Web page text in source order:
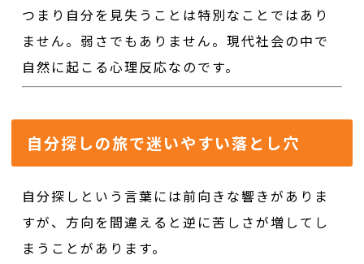
つまり自分を見失うことは特別なことではあり
ません。弱さでもありません。現代社会の中で
自然に起こる心理反応なのです。
自分探しの旅で迷いやすい落とし穴
自分探しという言葉には前向きな響きがありま
すが、方向を間違えると逆に苦しさが増してし
まうことがあります。